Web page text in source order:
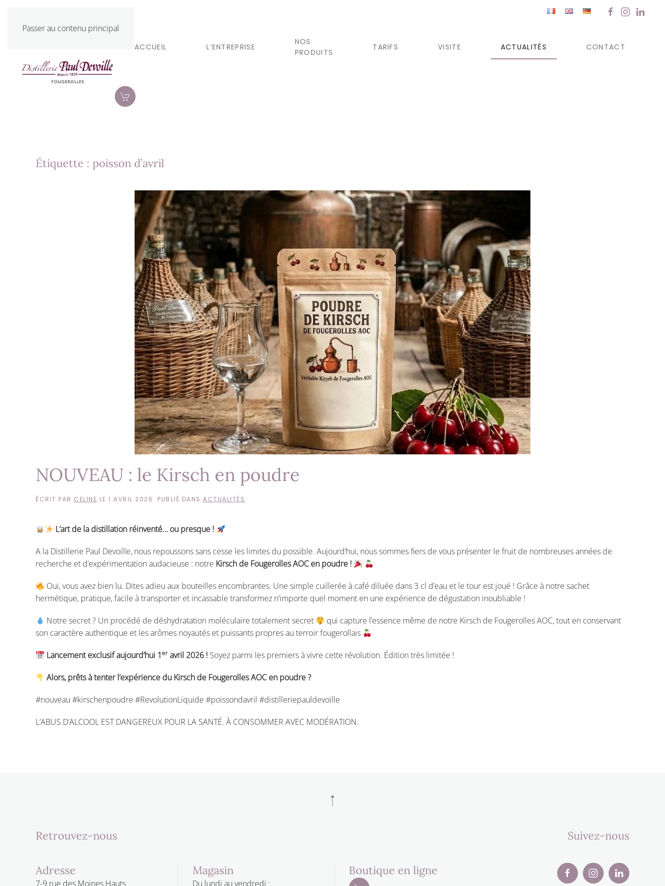
Passer au contenu principal
ACCUEIL L’ENTREPRISE
NOS
PRODUITS
TARIFS VISITE ACTUALITÉS CONTACT
Étiquette : poisson d’avril
NOUVEAU : le Kirsch en poudre
ÉCRIT PAR CELINE LE 1 AVRIL 2026. PUBLIÉ DANS ACTUALITÉS.
L’art de la distillation réinventé… ou presque !
A la Distillerie Paul Devoille, nous repoussons sans cesse les limites du possible. Aujourd’hui, nous sommes fiers de vous présenter le fruit de nombreuses années de
recherche et d’expérimentation audacieuse : notre Kirsch de Fougerolles AOC en poudre !
Oui, vous avez bien lu. Dites adieu aux bouteilles encombrantes. Une simple cuillerée à café diluée dans 3 cl d’eau et le tour est joué ! Grâce à notre sachet
hermétique, pratique, facile à transporter et incassable transformez n’importe quel moment en une expérience de dégustation inoubliable !
Notre secret ? Un procédé de déshydratation moléculaire totalement secret
qui capture l’essence même de notre Kirsch de Fougerolles AOC, tout en conservant
son caractère authentique et les arômes noyautés et puissants propres au terroir fougerollais
Lancement exclusif aujourd’hui 1er avril 2026 ! Soyez parmi les premiers à vivre cette révolution. Édition très limitée !
Alors, prêts à tenter l’expérience du Kirsch de Fougerolles AOC en poudre ?
#nouveau #kirschenpoudre #RevolutionLiquide #poissondavril #distilleriepauldevoille
L’ABUS D’ALCOOL EST DANGEREUX POUR LA SANTÉ. À CONSOMMER AVEC MODÉRATION.
Retrouvez-nous
Adresse
7-9 rue des Moines Hauts
Magasin
Du lundi au vendredi :
Boutique en ligne
Suivez-nous